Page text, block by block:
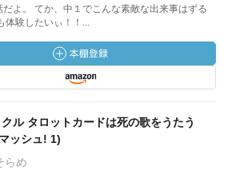
だよ。 てか、中１でこんな素敵な出来事はずる
体験したいぃ！！...
ル タロットカードは死の歌をうたう
ッシュ! 1)
らめ